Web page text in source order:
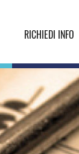
RICHIEDI INFO